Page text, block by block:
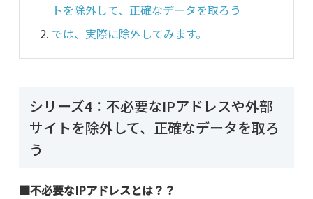
トを除外して、正確なデータを取ろう
では、実際に除外してみます。
シリーズ4：不必要なIPアドレスや外部
サイトを除外して、正確なデータを取ろ
う
■不必要なIPアドレスとは？？